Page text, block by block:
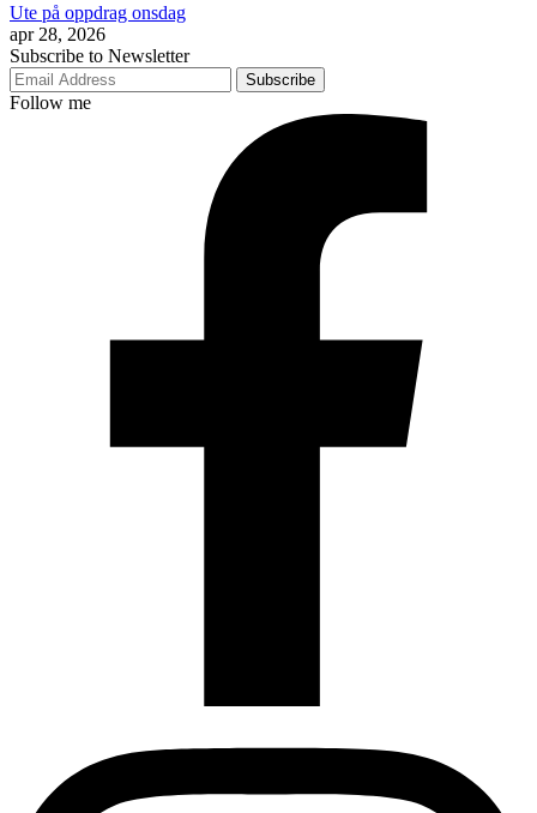
Ute på oppdrag onsdag
apr 28, 2026
Subscribe to Newsletter
Subscribe
Follow me